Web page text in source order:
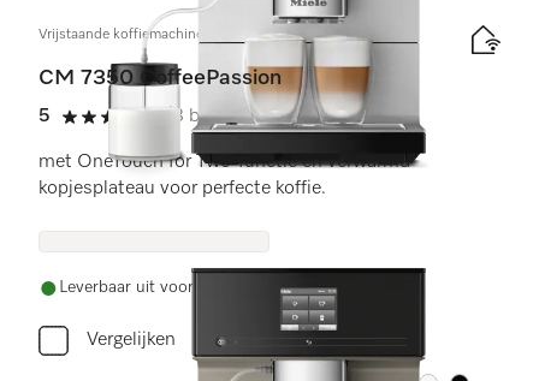
Vrijstaande koffiemachine
CM 7350 CoffeePassion
5
5 sterren op 5
(3 beoordelingen)
met OneTouch for Two-functie en verwarmd
kopjesplateau voor perfecte koffie.
Leverbaar uit voorraad met gratis levering
Vergelijken